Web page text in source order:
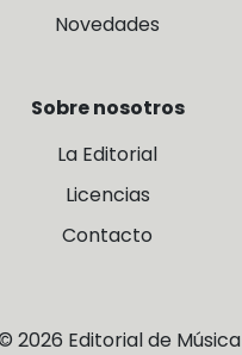
Novedades
Sobre nosotros
La Editorial
Licencias
Contacto
2026 Editorial de Música